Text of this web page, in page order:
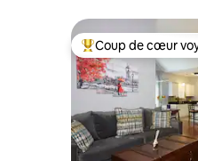
Coups de cœur
Coup de cœur